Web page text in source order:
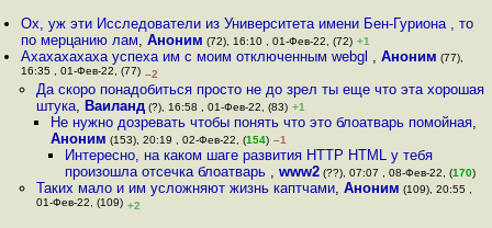
Ох, уж эти Исследователи из Университета имени Бен-Гуриона , то
по мерцанию лам,Аноним (72), 16:10 , 01-Фев-22, (72) +1
Ахахахахаха успеха им с моим отключенным webgl ,Аноним (77),
16:35 , 01-Фев-22, (77) –2
Да скоро понадобиться просто не до зрел ты еще что эта хорошая
штука, Ваиланд(?), 16:58 , 01-Фев-22, (83) +1
Не нужно дозревать чтобы понять что это блоатварь помойная,
Аноним (153), 20:19 , 02-Фев-22, (154) –1
Интересно, на каком шаге развития HTTP HTML у тебя
произошла отсечка блоатварь ,www2 (??), 07:07 , 08-Фев-22, (170)
Таких мало и им усложняют жизнь каптчами, Аноним (109), 20:55 ,
01-Фев-22, (109) +2